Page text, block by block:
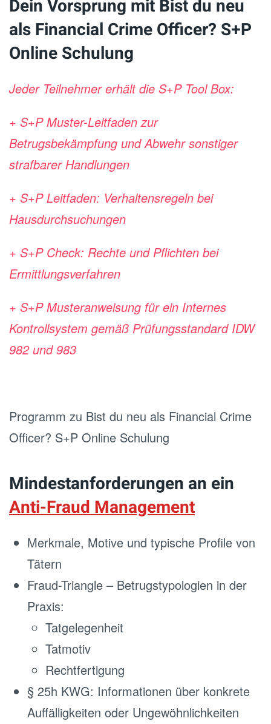
Dein Vorsprung mit Bist du neu
als Financial Crime Officer? S+P
Online Schulung
Jeder Teilnehmer erhält die S+P Tool Box:
+ S+P Muster-Leitfaden zur
Betrugsbekämpfung und Abwehr sonstiger
strafbarer Handlungen
+ S+P Leitfaden: Verhaltensregeln bei
Hausdurchsuchungen
+ S+P Check: Rechte und Pflichten bei
Ermittlungsverfahren
+ S+P Musteranweisung für ein Internes
Kontrollsystem gemäß Prüfungsstandard IDW
982 und 983
Programm zu Bist du neu als Financial Crime
Officer? S+P Online Schulung
Mindestanforderungen an ein
Anti-Fraud Management
Merkmale, Motive und typische Profile von
Tätern
Fraud-Triangle – Betrugstypologien in der
Praxis:
Tatgelegenheit
Tatmotiv
Rechtfertigung
§ 25h KWG: Informationen über konkrete
Auffälligkeiten oder Ungewöhnlichkeiten